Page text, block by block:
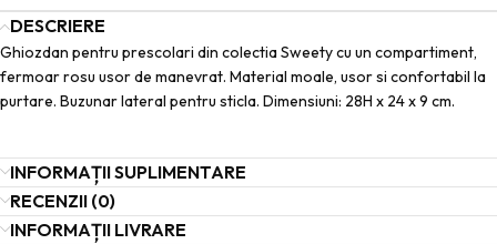
DESCRIERE
Ghiozdan pentru prescolari din colectia Sweety cu un compartiment,
fermoar rosu usor de manevrat. Material moale, usor si confortabil la
purtare. Buzunar lateral pentru sticla. Dimensiuni: 28H x 24 x 9 cm.
INFORMAȚII SUPLIMENTARE
RECENZII (0)
INFORMAȚII LIVRARE